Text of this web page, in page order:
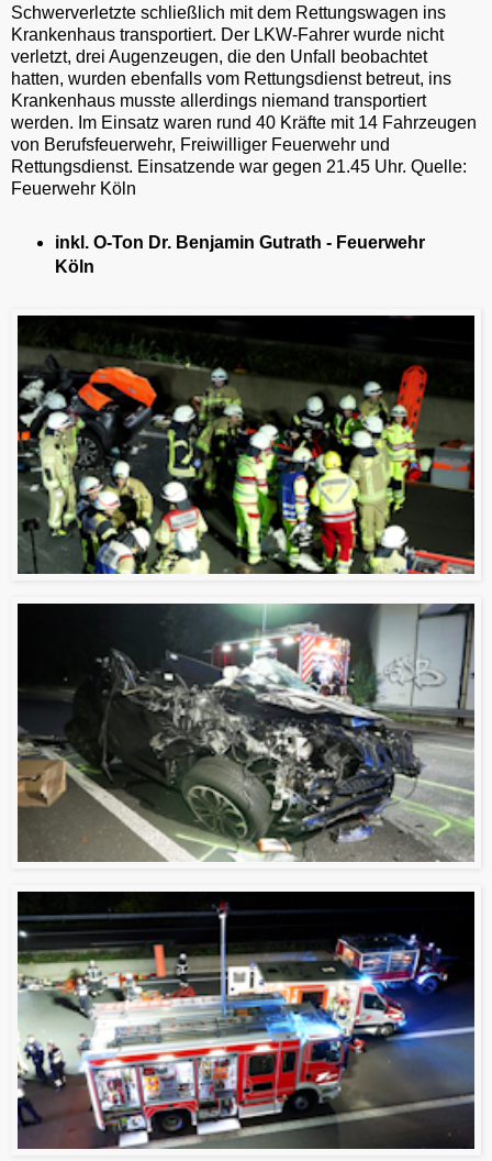
Schwerverletzte schließlich mit dem Rettungswagen ins
Krankenhaus transportiert. Der LKW-Fahrer wurde nicht
verletzt, drei Augenzeugen, die den Unfall beobachtet
hatten, wurden ebenfalls vom Rettungsdienst betreut, ins
Krankenhaus musste allerdings niemand transportiert
werden. Im Einsatz waren rund 40 Kräfte mit 14 Fahrzeugen
von Berufsfeuerwehr, Freiwilliger Feuerwehr und
Rettungsdienst. Einsatzende war gegen 21.45 Uhr. Quelle:
Feuerwehr Köln
inkl. O-Ton Dr. Benjamin Gutrath - Feuerwehr
Köln